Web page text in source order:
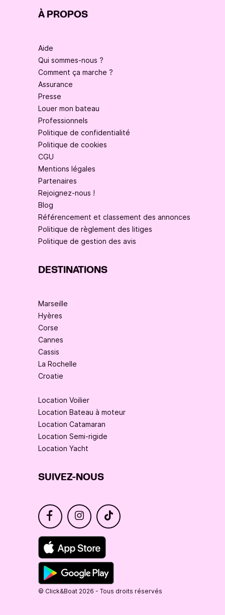
À PROPOS
Aide
Qui sommes-nous ?
Comment ça marche ?
Assurance
Presse
Louer mon bateau
Professionnels
Politique de confidentialité
Politique de cookies
CGU
Mentions légales
Partenaires
Rejoignez-nous !
Blog
Référencement et classement des annonces
Politique de règlement des litiges
Politique de gestion des avis
DESTINATIONS
Marseille
Hyères
Corse
Cannes
Cassis
La Rochelle
Croatie
Location Voilier
Location Bateau à moteur
Location Catamaran
Location Semi-rigide
Location Yacht
SUIVEZ-NOUS
© Click&Boat 2026 - Tous droits réservés